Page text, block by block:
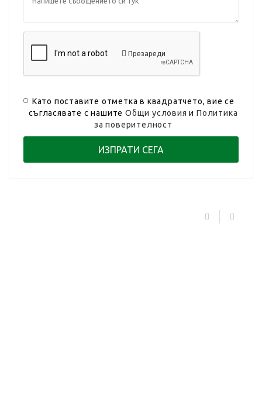
Презареди
Като поставите отметка в квадратчето, вие се
съгласявате с нашитеОбщи условия иПолитика
за поверителност